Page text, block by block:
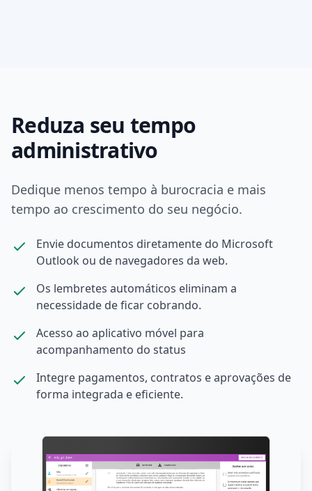
Reduza seu tempo
administrativo
Dedique menos tempo à burocracia e mais
tempo ao crescimento do seu negócio.
Envie documentos diretamente do Microsoft
Outlook ou de navegadores da web.
Os lembretes automáticos eliminam a
necessidade de ficar cobrando.
Acesso ao aplicativo móvel para
acompanhamento do status
Integre pagamentos, contratos e aprovações de
forma integrada e eficiente.